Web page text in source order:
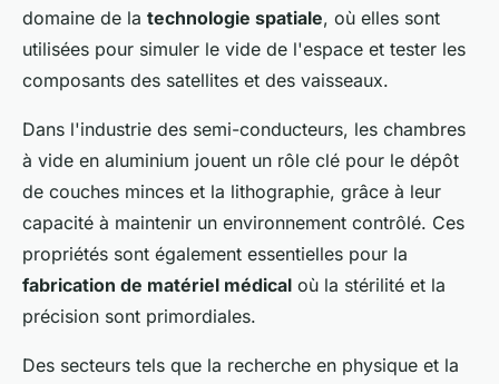
domaine de la technologie spatiale, où elles sont
utilisées pour simuler le vide de l'espace et tester les
composants des satellites et des vaisseaux.
Dans l'industrie des semi-conducteurs, les chambres
à vide en aluminium jouent un rôle clé pour le dépôt
de couches minces et la lithographie, grâce à leur
capacité à maintenir un environnement contrôlé. Ces
propriétés sont également essentielles pour la
fabrication de matériel médical où la stérilité et la
précision sont primordiales.
Des secteurs tels que la recherche en physique et la